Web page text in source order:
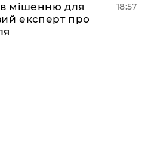
мішенню для
експерт про
18:57